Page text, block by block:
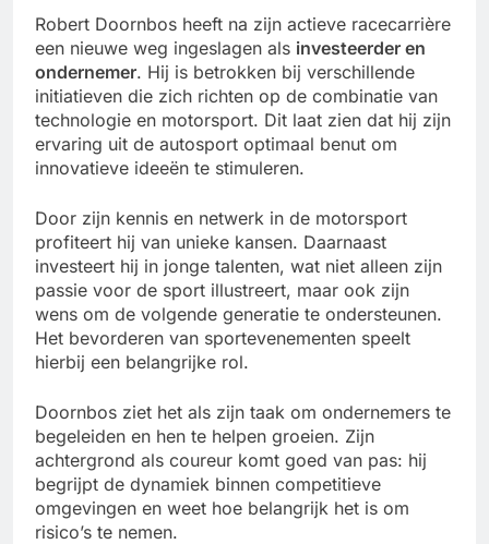
Robert Doornbos heeft na zijn actieve racecarrière
een nieuwe weg ingeslagen als investeerder en
ondernemer. Hij is betrokken bij verschillende
initiatieven die zich richten op de combinatie van
technologie en motorsport. Dit laat zien dat hij zijn
ervaring uit de autosport optimaal benut om
innovatieve ideeën te stimuleren.
Door zijn kennis en netwerk in de motorsport
profiteert hij van unieke kansen. Daarnaast
investeert hij in jonge talenten, wat niet alleen zijn
passie voor de sport illustreert, maar ook zijn
wens om de volgende generatie te ondersteunen.
Het bevorderen van sportevenementen speelt
hierbij een belangrijke rol.
Doornbos ziet het als zijn taak om ondernemers te
begeleiden en hen te helpen groeien. Zijn
achtergrond als coureur komt goed van pas: hij
begrijpt de dynamiek binnen competitieve
omgevingen en weet hoe belangrijk het is om
risico’s te nemen.